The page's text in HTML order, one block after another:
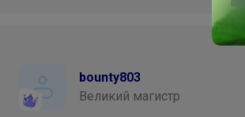
bounty803
Великий магистр